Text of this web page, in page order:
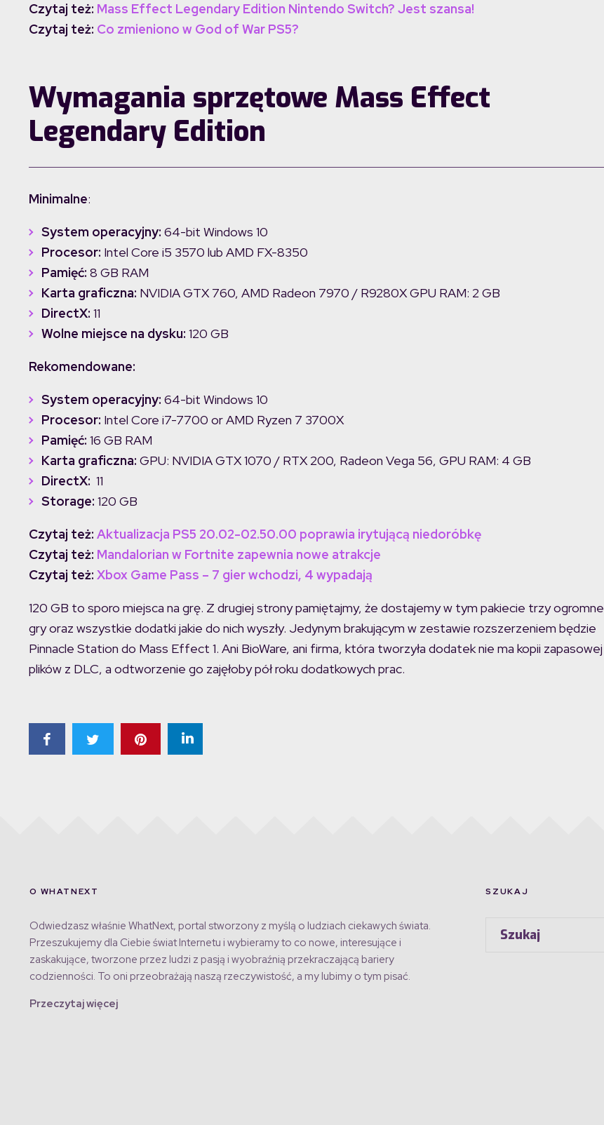
Czytaj też: Mass Effect Legendary Edition Nintendo Switch? Jest szansa!
Czytaj też: Co zmieniono w God of War PS5?
Wymagania sprzętowe Mass Effect
Legendary Edition
Minimalne:
System operacyjny: 64-bit Windows 10
Procesor: Intel Core i5 3570 lub AMD FX-8350
Pamięć: 8 GB RAM
Karta graficzna: NVIDIA GTX 760, AMD Radeon 7970 / R9280X GPU RAM: 2 GB
DirectX: 11
Wolne miejsce na dysku: 120 GB
Rekomendowane:
System operacyjny: 64-bit Windows 10
Procesor: Intel Core i7-7700 or AMD Ryzen 7 3700X
Pamięć: 16 GB RAM
Karta graficzna: GPU: NVIDIA GTX 1070 / RTX 200, Radeon Vega 56, GPU RAM: 4 GB
DirectX: 11
Storage: 120 GB
Czytaj też: Aktualizacja PS5 20.02-02.50.00 poprawia irytującą niedoróbkę
Czytaj też: Mandalorian w Fortnite zapewnia nowe atrakcje
Czytaj też: Xbox Game Pass – 7 gier wchodzi, 4 wypadają
120 GB to sporo miejsca na grę. Z drugiej strony pamiętajmy, że dostajemy w tym pakiecie trzy ogromne
gry oraz wszystkie dodatki jakie do nich wyszły. Jedynym brakującym w zestawie rozszerzeniem będzie
Pinnacle Station do Mass Effect 1. Ani BioWare, ani firma, która tworzyła dodatek nie ma kopii zapasowej
plików z DLC, a odtworzenie go zajęłoby pół roku dodatkowych prac.
O WHATNEXT
Odwiedzasz właśnie WhatNext, portal stworzony z myślą o ludziach ciekawych świata.
Przeszukujemy dla Ciebie świat Internetu i wybieramy to co nowe, interesujące i
zaskakujące, tworzone przez ludzi z pasją i wyobraźnią przekraczającą bariery
codzienności. To oni przeobrażają naszą rzeczywistość, a my lubimy o tym pisać.
Przeczytaj więcej
SZUKAJ